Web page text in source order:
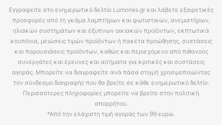
Εγγραφείτε στο ενημερωτικό δελτίο Lumories.gr και λάβετε εξαιρετικές
προσφορές από τη γκάμα λαμπτήρων και φωτιστικών, ανεμιστήρων,
ηλιακών συστημάτων και έξυπνων οικιακών προϊόντων, εκπτωτικά
κουπόνια, μειώσεις τιμών προϊόντων ή πακέτα προώθησης, συστάσεις
και παρουσιάσεις προϊόντων, καθώς και περιεχόμενο από πιθανούς
συνεργάτες και έρευνες και αιτήματα για κριτικές και συστάσεις
αγοράς. Μπορείτε να διαγραφείτε ανά πάσα στιγμή χρησιμοποιώντας
τον σύνδεσμο διαγραφής που θα βρείτε σε κάθε ενημερωτικό δελτίο.
Περισσότερες πληροφορίες μπορείτε να βρείτε στην πολιτική
απορρήτου.
*Από την ελάχιστη τιμή αγοράς των 99 ευρώ.